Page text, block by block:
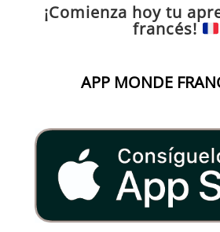
¡Comienza hoy tu
francés!
APP MONDE